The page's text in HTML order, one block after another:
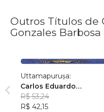
Outros Títulos de
Gonzales Barbosa
Uttamapuruṣa:
Carlos Eduardo
Gonzales Barbosa
R$ 53,24
R$ 42,15